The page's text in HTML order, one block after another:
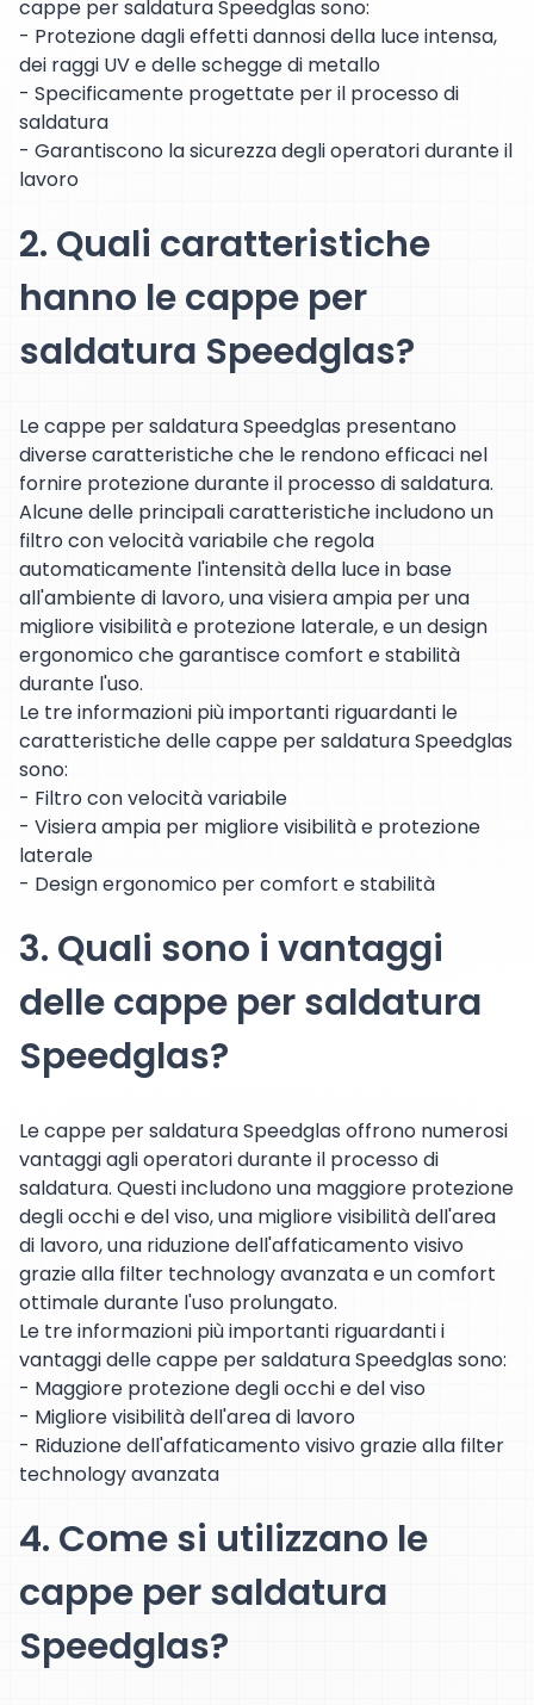
cappe per saldatura Speedglas sono:
- Protezione dagli effetti dannosi della luce intensa,
dei raggi UV e delle schegge di metallo
- Specificamente progettate per il processo di
saldatura
- Garantiscono la sicurezza degli operatori durante il
lavoro
2. Quali caratteristiche
hanno le cappe per
saldatura Speedglas?
Le cappe per saldatura Speedglas presentano
diverse caratteristiche che le rendono efficaci nel
fornire protezione durante il processo di saldatura.
Alcune delle principali caratteristiche includono un
filtro con velocità variabile che regola
automaticamente l'intensità della luce in base
all'ambiente di lavoro, una visiera ampia per una
migliore visibilità e protezione laterale, e un design
ergonomico che garantisce comfort e stabilità
durante l'uso.
Le tre informazioni più importanti riguardanti le
caratteristiche delle cappe per saldatura Speedglas
sono:
- Filtro con velocità variabile
- Visiera ampia per migliore visibilità e protezione
laterale
- Design ergonomico per comfort e stabilità
3. Quali sono i vantaggi
delle cappe per saldatura
Speedglas?
Le cappe per saldatura Speedglas offrono numerosi
vantaggi agli operatori durante il processo di
saldatura. Questi includono una maggiore protezione
degli occhi e del viso, una migliore visibilità dell'area
di lavoro, una riduzione dell'affaticamento visivo
grazie alla filter technology avanzata e un comfort
ottimale durante l'uso prolungato.
Le tre informazioni più importanti riguardanti i
vantaggi delle cappe per saldatura Speedglas sono:
- Maggiore protezione degli occhi e del viso
- Migliore visibilità dell'area di lavoro
- Riduzione dell'affaticamento visivo grazie alla filter
technology avanzata
4. Come si utilizzano le
cappe per saldatura
Speedglas?